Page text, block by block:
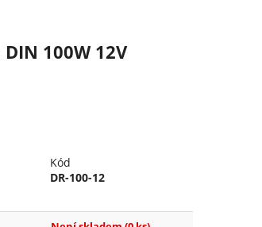
100W 12V
Kód
DR-100-12